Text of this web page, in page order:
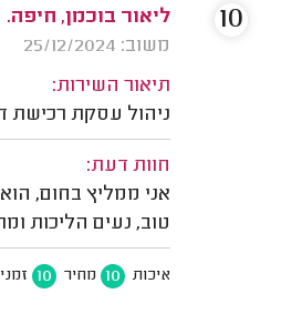
ליאור בוכמן, חיפה.
משוב: 25/12/2024
תיאור השירות:
ניהול עסקת רכישת
חוות דעת:
אני ממליץ בחום,
טוב, נעים הליכות
איכות 10 מחיר 10
10